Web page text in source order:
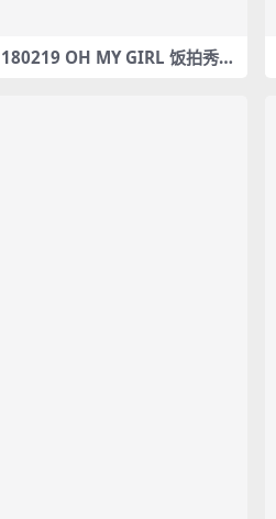
180219 OH MY GIRL 饭拍秀1